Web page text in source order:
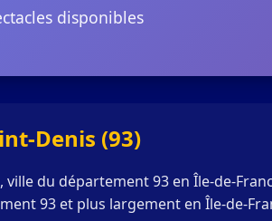
disponibles
Denis (93)
, ville du département 93 en Île-de-
93 et plus largement en Île-de-